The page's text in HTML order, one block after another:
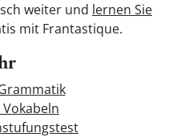
weiter und lernen Sie
mit Frantastique.